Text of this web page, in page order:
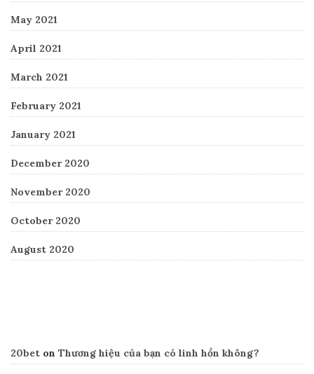
May 2021
April 2021
March 2021
February 2021
January 2021
December 2020
November 2020
October 2020
August 2020
20bet on Thương hiệu của bạn có linh hồn không?